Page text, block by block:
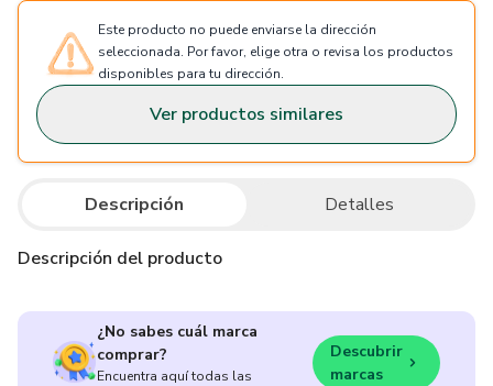
Este producto no puede enviarse la dirección
seleccionada. Por favor, elige otra o revisa los productos
disponibles para tu dirección.
Ver productos similares
Descripción Detalles
Descripción del producto
¿No sabes cuál marca
comprar?
Encuentra aquí todas las
Descubrir
marcas